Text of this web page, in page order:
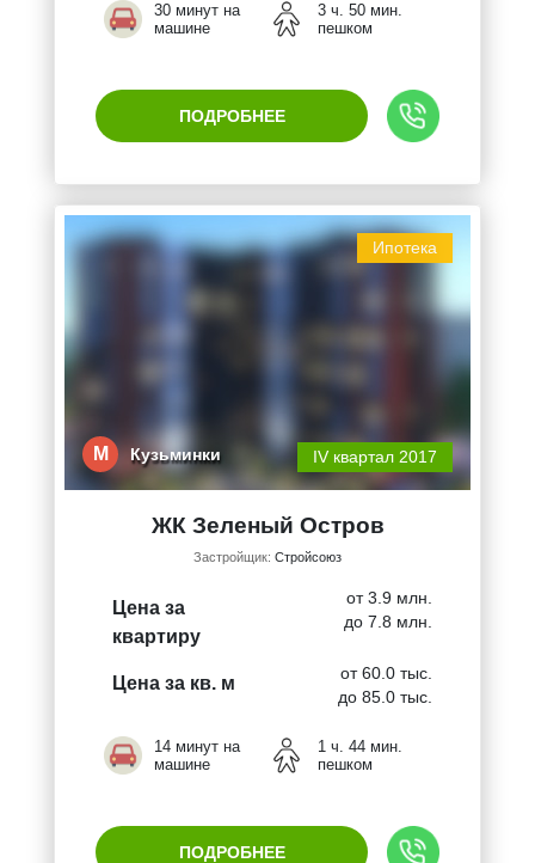
30 минут на
машине
3 ч. 50 мин.
пешком
ПОДРОБНЕЕ
Ипотека
М Кузьминки IV квартал 2017
ЖК Зеленый Остров
Застройщик: Стройсоюз
Цена за
квартиру
от 3.9 млн.
до 7.8 млн.
Цена за кв. м
от 60.0 тыс.
до 85.0 тыс.
14 минут на
машине
1 ч. 44 мин.
пешком
ПОДРОБНЕЕ